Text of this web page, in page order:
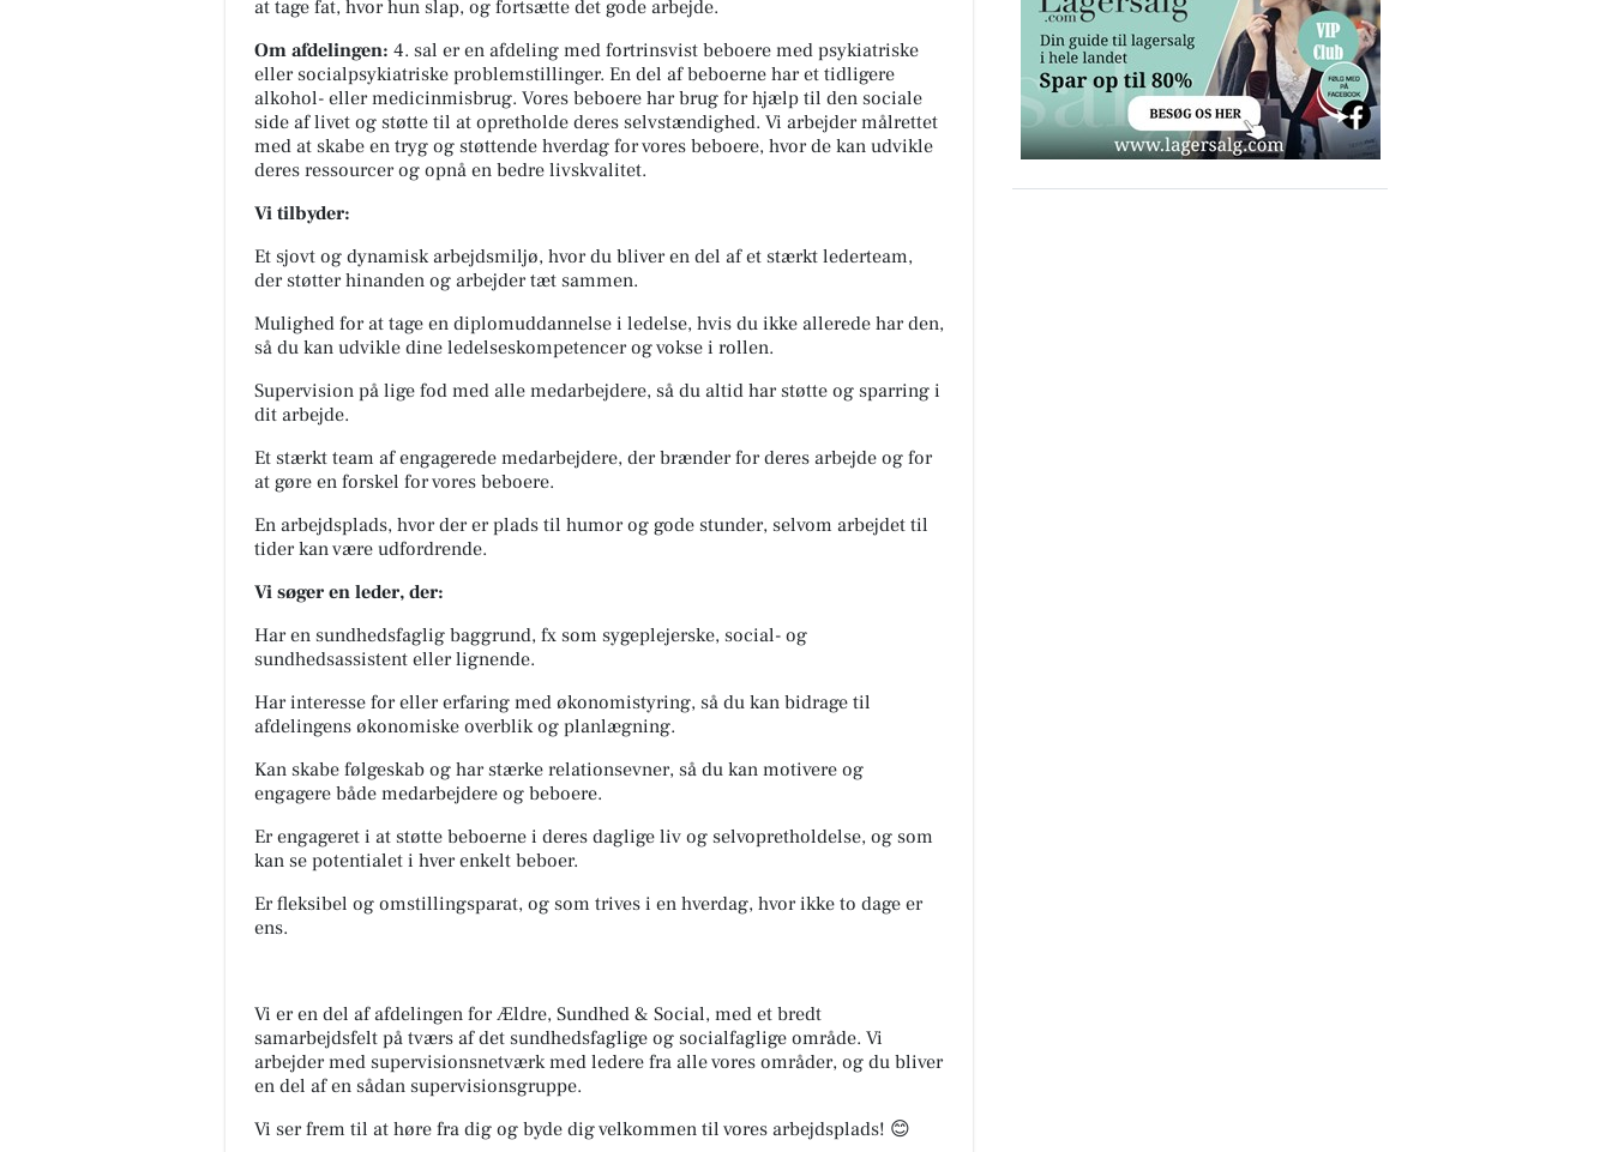
at tage fat, hvor hun slap, og fortsætte det gode arbejde.
Om afdelingen: 4. sal er en afdeling med fortrinsvist beboere med psykiatriske
eller socialpsykiatriske problemstillinger. En del af beboerne har et tidligere
alkohol- eller medicinmisbrug. Vores beboere har brug for hjælp til den sociale
side af livet og støtte til at opretholde deres selvstændighed. Vi arbejder målrettet
med at skabe en tryg og støttende hverdag for vores beboere, hvor de kan udvikle
deres ressourcer og opnå en bedre livskvalitet.
Vi tilbyder:
Et sjovt og dynamisk arbejdsmiljø, hvor du bliver en del af et stærkt lederteam,
der støtter hinanden og arbejder tæt sammen.
Mulighed for at tage en diplomuddannelse i ledelse, hvis du ikke allerede har den,
så du kan udvikle dine ledelseskompetencer og vokse i rollen.
Supervision på lige fod med alle medarbejdere, så du altid har støtte og sparring i
dit arbejde.
Et stærkt team af engagerede medarbejdere, der brænder for deres arbejde og for
at gøre en forskel for vores beboere.
En arbejdsplads, hvor der er plads til humor og gode stunder, selvom arbejdet til
tider kan være udfordrende.
Vi søger en leder, der:
Har en sundhedsfaglig baggrund, fx som sygeplejerske, social- og
sundhedsassistent eller lignende.
Har interesse for eller erfaring med økonomistyring, så du kan bidrage til
afdelingens økonomiske overblik og planlægning.
Kan skabe følgeskab og har stærke relationsevner, så du kan motivere og
engagere både medarbejdere og beboere.
Er engageret i at støtte beboerne i deres daglige liv og selvopretholdelse, og som
kan se potentialet i hver enkelt beboer.
Er fleksibel og omstillingsparat, og som trives i en hverdag, hvor ikke to dage er
ens.
Vi er en del af afdelingen for Ældre, Sundhed & Social, med et bredt
samarbejdsfelt på tværs af det sundhedsfaglige og socialfaglige område. Vi
arbejder med supervisionsnetværk med ledere fra alle vores områder, og du bliver
en del af en sådan supervisionsgruppe.
Vi ser frem til at høre fra dig og byde dig velkommen til vores arbejdsplads! 😊